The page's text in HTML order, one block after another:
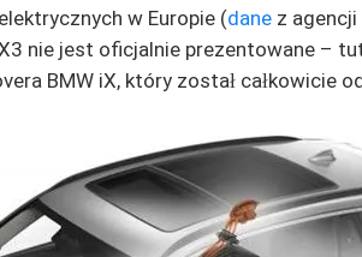
w Europie (dane z
nie jest oficjalnie prezentowane –
BMW iX, który został całkowicie